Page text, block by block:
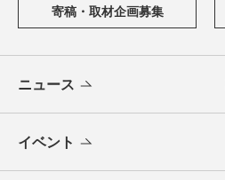
寄稿・取材企画募集
ニュース
イベント